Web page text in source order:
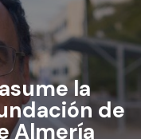
la
de
Almería